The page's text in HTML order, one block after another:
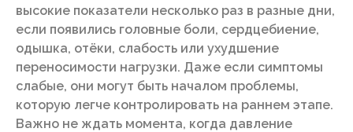
высокие показатели несколько раз в разные дни,
если появились головные боли, сердцебиение,
одышка, отёки, слабость или ухудшение
переносимости нагрузки. Даже если симптомы
слабые, они могут быть началом проблемы,
которую легче контролировать на раннем этапе.
Важно не ждать момента, когда давление